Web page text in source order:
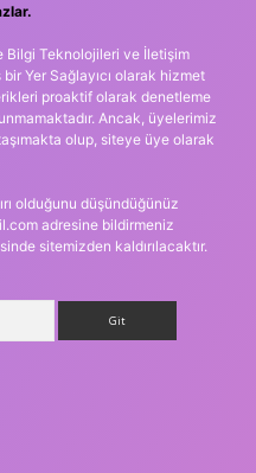
Bilgi Teknolojileri ve İletişim
Yer Sağlayıcı olarak hizmet
proaktif olarak denetleme
Ancak, üyelerimiz
olup, siteye üye olarak
olduğunu düşündüğünüz
adresine bildirmeniz
sitemizden kaldırılacaktır.